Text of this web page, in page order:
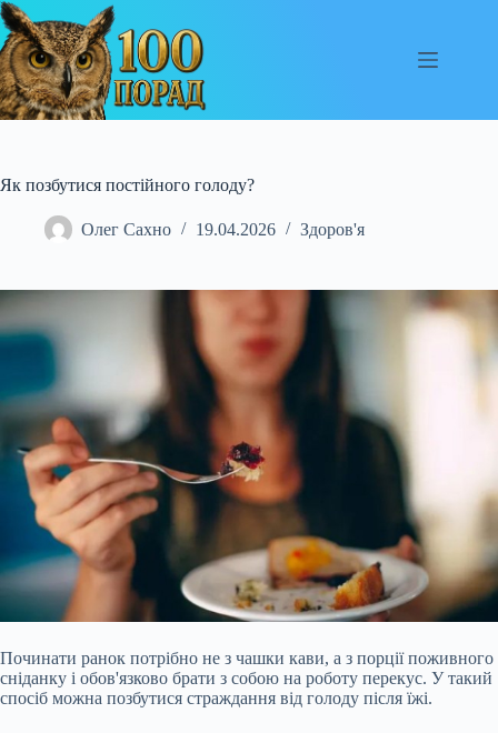
Перейти
до
вмісту
Як позбутися постійного голоду?
Олег Сахно 19.04.2026 Здоров'я
Починати ранок потрібно не з чашки кави, а з порції поживного
сніданку і обов'язково брати з собою на роботу перекус. У такий
спосіб можна позбутися страждання від голоду після їжі.